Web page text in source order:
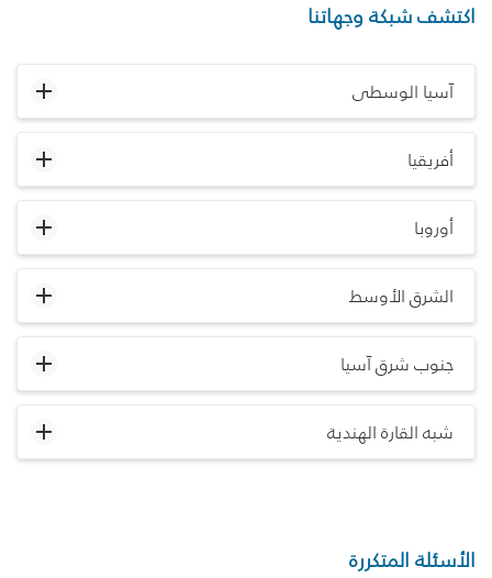
اكتشف شبكة وجهاتنا
آسيا الوسطى
أفريقيا
أوروبا
الشرق الأوسط
جنوب شرق آسيا
شبه القارة الهندية
الأسئلة المتكررة